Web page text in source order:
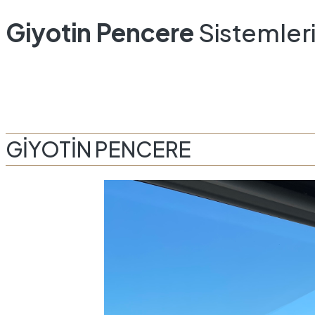
Giyotin Pencere Sistemleri
GİYOTİN PENCERE